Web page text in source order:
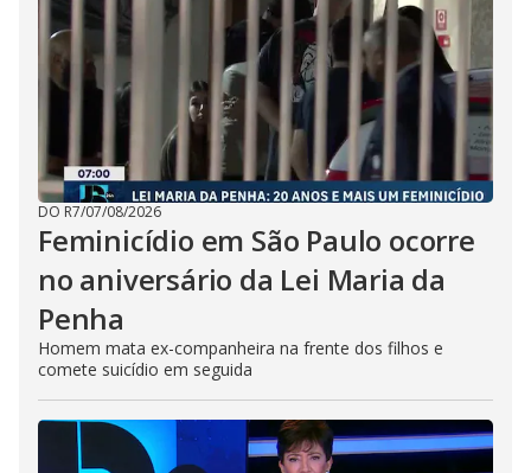
DO R7/07/08/2026
Feminicídio em São Paulo ocorre
no aniversário da Lei Maria da
Penha
Homem mata ex-companheira na frente dos filhos e
comete suicídio em seguida